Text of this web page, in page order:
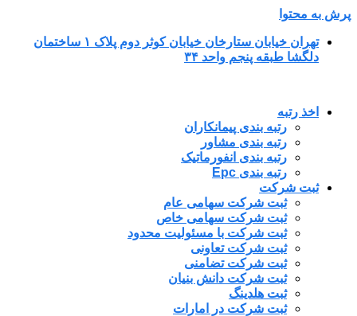
پرش به محتوا
تهران خیابان ستارخان خیابان کوثر دوم پلاک ۱ ساختمان
دلگشا طبقه پنجم واحد ۳۴
اخذ رتبه
رتبه بندی پیمانکاران
رتبه بندی مشاور
رتبه بندی انفورماتیک
رتبه بندی Epc
ثبت شرکت
ثبت شرکت سهامی عام
ثبت شرکت سهامی خاص
ثبت شرکت با مسئولیت محدود
ثبت شرکت تعاونی
ثبت شرکت تضامنی
ثبت شرکت دانش بنیان
ثبت هلدینگ
ثبت شرکت در امارات